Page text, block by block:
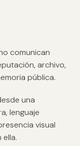
comunican
archivo,
pública.
una
lenguaje
visual